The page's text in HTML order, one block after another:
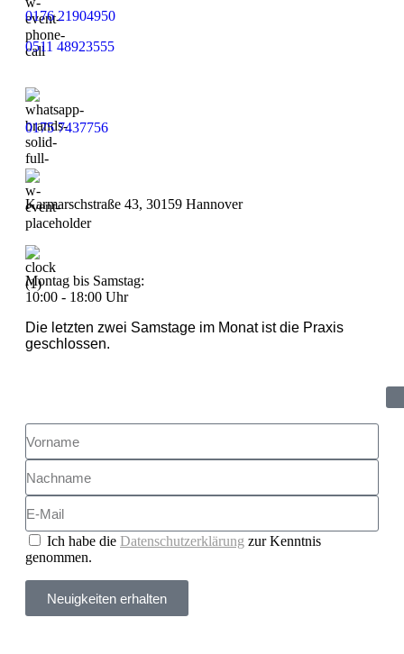
0176 21904950
0511 48923555
0175 7437756
Karmarschstraße 43, 30159 Hannover
Montag bis Samstag:
10:00 - 18:00 Uhr
Die letzten zwei Samstage im Monat ist die Praxis
geschlossen.
Ich habe die Datenschutzerklärung zur Kenntnis
genommen.
Neuigkeiten erhalten